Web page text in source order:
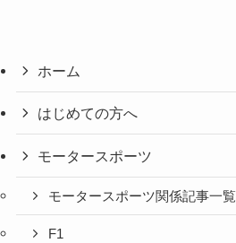
ホーム
はじめての方へ
モータースポーツ
モータースポーツ関係記事一覧
F1